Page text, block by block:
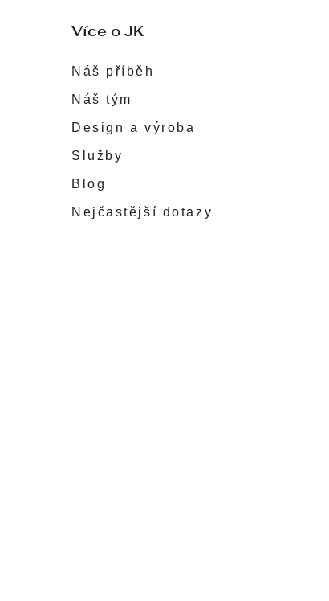
Více o JK
Náš příběh
Náš tým
Design a výroba
Služby
Blog
Nejčastější dotazy